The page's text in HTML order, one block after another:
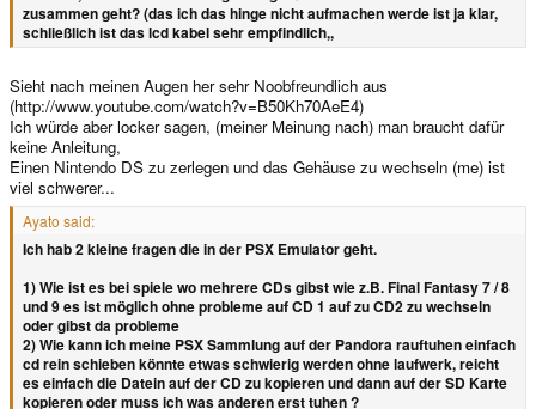
zusammen geht? (das ich das hinge nicht aufmachen werde ist ja klar,
schließlich ist das lcd kabel sehr empfindlich,,
Sieht nach meinen Augen her sehr Noobfreundlich aus
(http://www.youtube.com/watch?v=B50Kh70AeE4)
Ich würde aber locker sagen, (meiner Meinung nach) man braucht dafür
keine Anleitung,
Einen Nintendo DS zu zerlegen und das Gehäuse zu wechseln (me) ist
viel schwerer...
Ayato said:
Ich hab 2 kleine fragen die in der PSX Emulator geht.
1) Wie ist es bei spiele wo mehrere CDs gibst wie z.B. Final Fantasy 7 / 8
und 9 es ist möglich ohne probleme auf CD 1 auf zu CD2 zu wechseln
oder gibst da probleme
2) Wie kann ich meine PSX Sammlung auf der Pandora rauftuhen einfach
cd rein schieben könnte etwas schwierig werden ohne laufwerk, reicht
es einfach die Datein auf der CD zu kopieren und dann auf der SD Karte
kopieren oder muss ich was anderen erst tuhen ?